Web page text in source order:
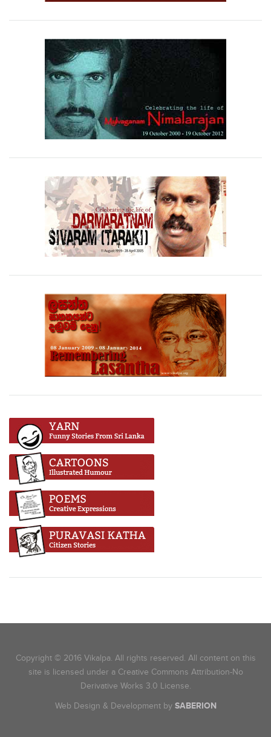
Copyright © 2016 Vikalpa. All rights reserved. All content on this
site is licensed under a Creative Commons Attribution-No
Derivative Works 3.0 License.
Web Design & Development by SABERION